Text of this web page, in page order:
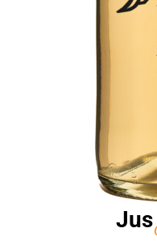
Jus